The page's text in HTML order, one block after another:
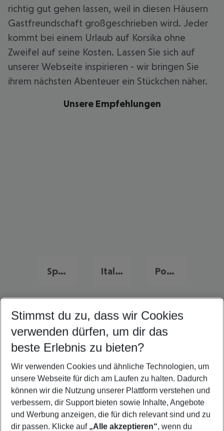
richtig gut gehen lassen, weil in diesen Häusern
Gastfreundschaft großgeschrieben wird. Jeder
kommt bei einem Urlaub auf Korsika ohne
Zweifel auf seine Kosten. Lassen Sie sich auf
unserer Webseite inspirieren - wir bringen Sie
ihrem nächsten Abenteuer ein Stückchen näher.
Unsere Empfehlungen
Spanien Urlaub Italien Urlaub Portugal Urlaub
Quicklinks
Last Minute Korsika
Familienurlaub Korsika
Flug & Hotel Korsika
Frübucher Angebote Korsika für 2026
Pauschalreisen Korsika
Stimmst du zu, dass wir Cookies
verwenden dürfen, um dir das
beste Erlebnis zu bieten?
Wir verwenden Cookies und ähnliche Technologien, um
unsere Webseite für dich am Laufen zu halten. Dadurch
können wir die Nutzung unserer Plattform verstehen und
verbessern, dir Support bieten sowie Inhalte, Angebote
und Werbung anzeigen, die für dich relevant sind und zu
dir passen. Klicke auf „Alle akzeptieren“, wenn du